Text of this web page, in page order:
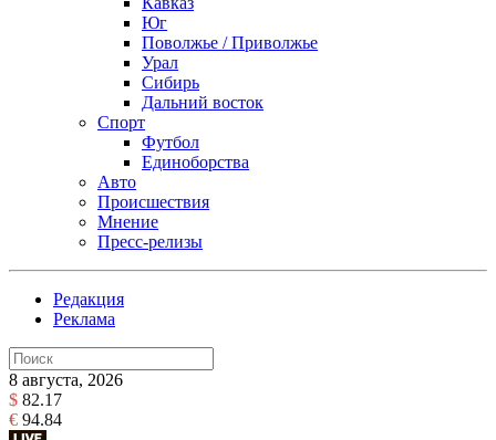
Юг
Поволжье / Приволжье
Урал
Сибирь
Дальний восток
Спорт
Футбол
Единоборства
Авто
Происшествия
Мнение
Пресс-релизы
Редакция
Реклама
8 августа, 2026
$ 82.17
€ 94.84